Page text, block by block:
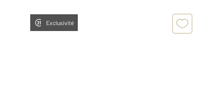
Exclusivité